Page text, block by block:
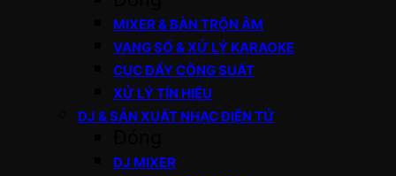
MIXER & BÀN TRỘN ÂM
VANG SỐ & XỬ LÝ KARAOKE
CỤC ĐẨY CÔNG SUẤT
XỬ LÝ TÍN HIỆU
DJ & SẢN XUẤT NHẠC ĐIỆN TỬ
DJ MIXER